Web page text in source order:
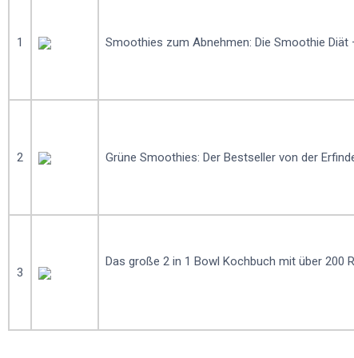
1 Smoothies zum Abnehmen: Die Smoothie
2 Grüne Smoothies: Der Bestseller von der
3
Das große 2 in 1 Bowl Kochbuch mit über 200